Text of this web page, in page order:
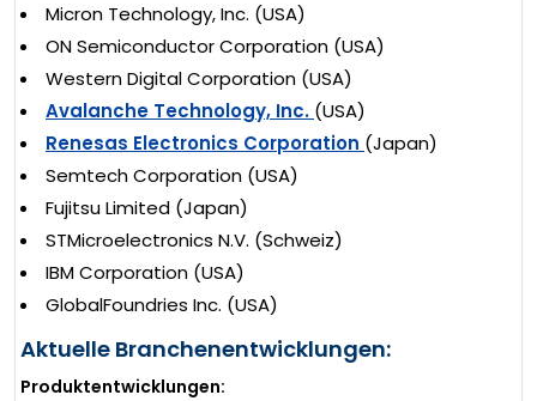
Micron Technology, Inc. (USA)
ON Semiconductor Corporation (USA)
Western Digital Corporation (USA)
Avalanche Technology, Inc. (USA)
Renesas Electronics Corporation (Japan)
Semtech Corporation (USA)
Fujitsu Limited (Japan)
STMicroelectronics N.V. (Schweiz)
IBM Corporation (USA)
GlobalFoundries Inc. (USA)
Aktuelle Branchenentwicklungen:
Produktentwicklungen: